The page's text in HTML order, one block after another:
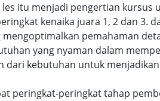
itu menjadi pengertian
kenaika juara 1, 2 dan 3.
pemahaman
yang nyaman dalam
dari kebutuhan untuk
peringkat-peringkat tahap